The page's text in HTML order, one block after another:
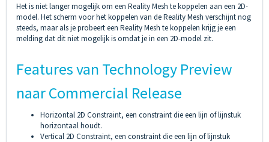
Het is niet langer mogelijk om een Reality Mesh te koppelen aan een 2D-
model. Het scherm voor het koppelen van de Reality Mesh verschijnt nog
steeds, maar als je probeert een Reality Mesh te koppelen krijg je een
melding dat dit niet mogelijk is omdat je in een 2D-model zit.
Features van Technology Preview
naar Commercial Release
Horizontal 2D Constraint, een constraint die een lijn of lijnstuk
horizontaal houdt.
Vertical 2D Constraint, een constraint die een lijn of lijnstuk